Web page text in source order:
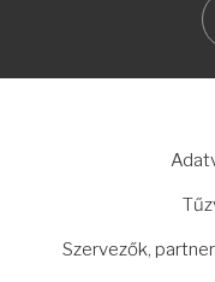
Szervezők,